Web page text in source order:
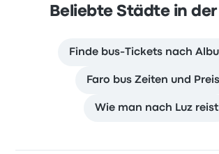
Beliebte Städte in
Finde bus-Tickets nach
Faro bus Zeiten und
Wie man nach Luz reist